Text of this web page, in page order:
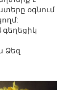
օգնում
գեղեցիկ
Ձեզ